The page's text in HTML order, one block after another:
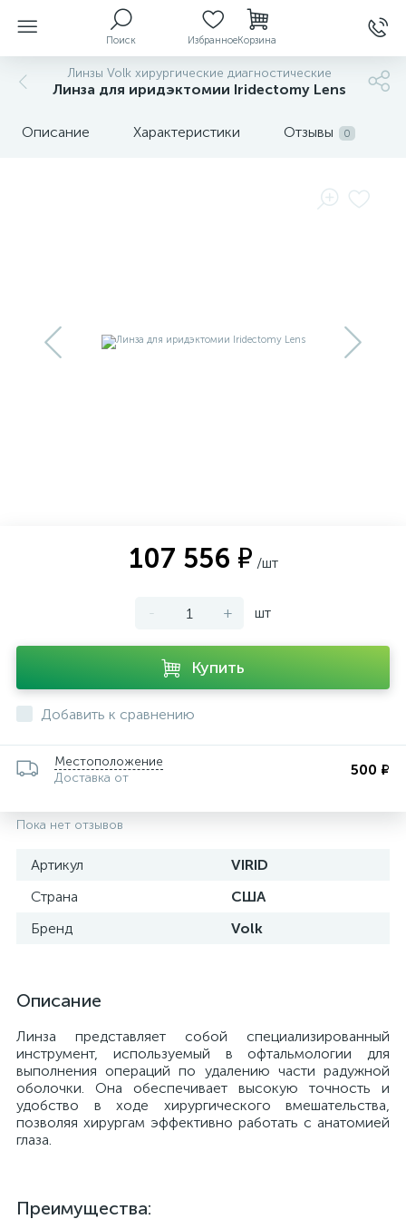
Поиск ИзбранноеКорзина
Линзы Volk хирургические диагностические
Линза для иридэктомии Iridectomy Lens
Описание Характеристики Отзывы 0
107 556 ₽ /шт
- + шт
Купить
Добавить к сравнению
Местоположение
Доставка от
500 ₽
Пока нет отзывов
Артикул
VIRID
Страна
США
Бренд
Volk
Описание
Линза представляет собой специализированный
инструмент, используемый в офтальмологии для
выполнения операций по удалению части радужной
оболочки. Она обеспечивает высокую точность и
удобство в ходе хирургического вмешательства,
позволяя хирургам эффективно работать с анатомией
глаза.
Преимущества: